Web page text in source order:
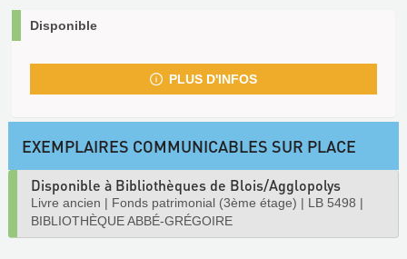
Disponible
PLUS D'INFOS
EXEMPLAIRES COMMUNICABLES SUR PLACE
Disponible à Bibliothèques de Blois/Agglopolys
Livre ancien | Fonds patrimonial (3ème étage) | LB 5498 |
BIBLIOTHÈQUE ABBÉ-GRÉGOIRE